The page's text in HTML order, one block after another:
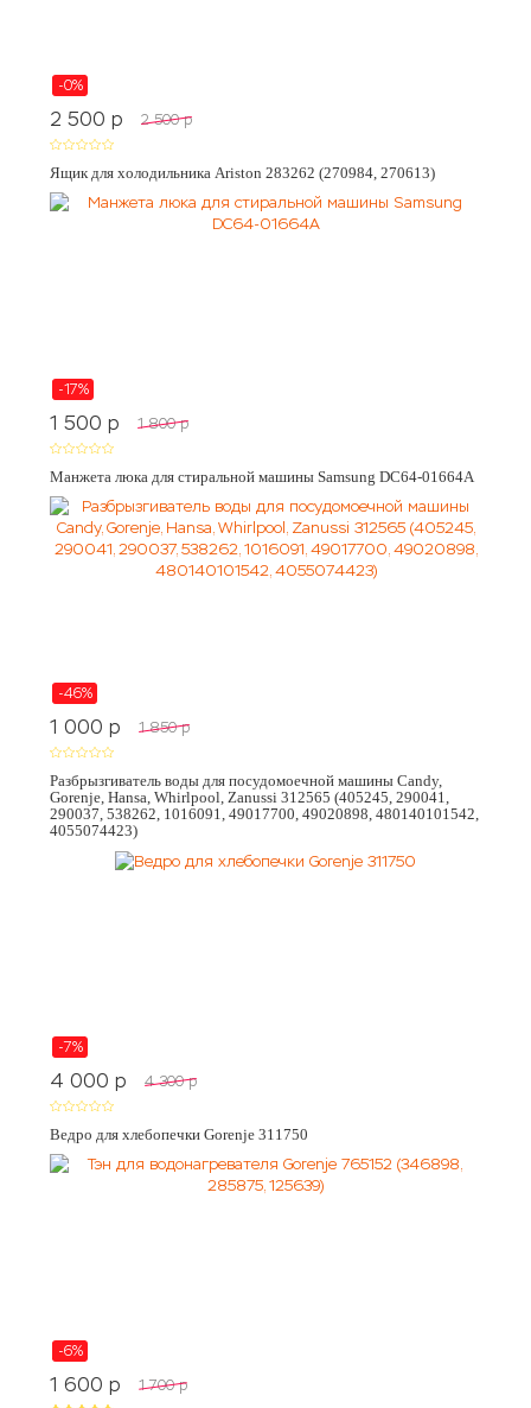
-0%
2 500 p 2 500 p
Ящик для холодильника Ariston 283262 (270984, 270613)
-17%
1 500 p 1 800 p
Манжета люка для стиральной машины Samsung DC64-01664A
-46%
1 000 p 1 850 p
Разбрызгиватель воды для посудомоечной машины Candy,
Gorenje, Hansa, Whirlpool, Zanussi 312565 (405245, 290041,
290037, 538262, 1016091, 49017700, 49020898, 480140101542,
4055074423)
-7%
4 000 p 4 300 p
Ведро для хлебопечки Gorenje 311750
-6%
1 600 p 1 700 p